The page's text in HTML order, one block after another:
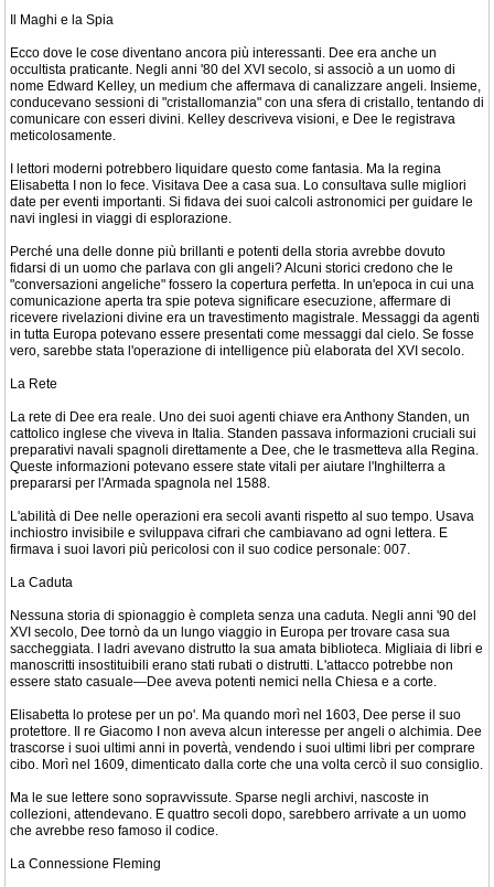
Il Maghi e la Spia
Ecco dove le cose diventano ancora più interessanti. Dee era anche un
occultista praticante. Negli anni '80 del XVI secolo, si associò a un uomo di
nome Edward Kelley, un medium che affermava di canalizzare angeli. Insieme,
conducevano sessioni di "cristallomanzia" con una sfera di cristallo, tentando di
comunicare con esseri divini. Kelley descriveva visioni, e Dee le registrava
meticolosamente.
I lettori moderni potrebbero liquidare questo come fantasia. Ma la regina
Elisabetta I non lo fece. Visitava Dee a casa sua. Lo consultava sulle migliori
date per eventi importanti. Si fidava dei suoi calcoli astronomici per guidare le
navi inglesi in viaggi di esplorazione.
Perché una delle donne più brillanti e potenti della storia avrebbe dovuto
fidarsi di un uomo che parlava con gli angeli? Alcuni storici credono che le
"conversazioni angeliche" fossero la copertura perfetta. In un'epoca in cui una
comunicazione aperta tra spie poteva significare esecuzione, affermare di
ricevere rivelazioni divine era un travestimento magistrale. Messaggi da agenti
in tutta Europa potevano essere presentati come messaggi dal cielo. Se fosse
vero, sarebbe stata l'operazione di intelligence più elaborata del XVI secolo.
La Rete
La rete di Dee era reale. Uno dei suoi agenti chiave era Anthony Standen, un
cattolico inglese che viveva in Italia. Standen passava informazioni cruciali sui
preparativi navali spagnoli direttamente a Dee, che le trasmetteva alla Regina.
Queste informazioni potevano essere state vitali per aiutare l'Inghilterra a
prepararsi per l'Armada spagnola nel 1588.
L'abilità di Dee nelle operazioni era secoli avanti rispetto al suo tempo. Usava
inchiostro invisibile e sviluppava cifrari che cambiavano ad ogni lettera. E
firmava i suoi lavori più pericolosi con il suo codice personale: 007.
La Caduta
Nessuna storia di spionaggio è completa senza una caduta. Negli anni '90 del
XVI secolo, Dee tornò da un lungo viaggio in Europa per trovare casa sua
saccheggiata. I ladri avevano distrutto la sua amata biblioteca. Migliaia di libri e
manoscritti insostituibili erano stati rubati o distrutti. L'attacco potrebbe non
essere stato casuale—Dee aveva potenti nemici nella Chiesa e a corte.
Elisabetta lo protese per un po'. Ma quando morì nel 1603, Dee perse il suo
protettore. Il re Giacomo I non aveva alcun interesse per angeli o alchimia. Dee
trascorse i suoi ultimi anni in povertà, vendendo i suoi ultimi libri per comprare
cibo. Morì nel 1609, dimenticato dalla corte che una volta cercò il suo consiglio.
Ma le sue lettere sono sopravvissute. Sparse negli archivi, nascoste in
collezioni, attendevano. E quattro secoli dopo, sarebbero arrivate a un uomo
che avrebbe reso famoso il codice.
La Connessione Fleming